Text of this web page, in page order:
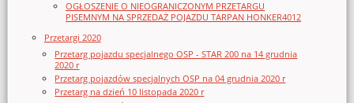
OGŁOSZENIE O NIEOGRANICZONYM PRZETARGU
PISEMNYM NA SPRZEDAŻ POJAZDU TARPAN HONKER4012
Przetargi 2020
Przetarg pojazdu specjalnego OSP - STAR 200 na 14 grudnia
2020 r
Przetarg pojazdów specjalnych OSP na 04 grudnia 2020 r
Przetarg na dzień 10 listopada 2020 r